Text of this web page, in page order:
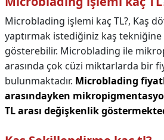
Microblading işlemi kaç TL?, Kaş
yaptırmak istediğiniz kaş tekniğine
gösterebilir. Microblading ile
arasında çok cüzi miktarlarda bir
bulunmaktadır. Microblading
arasındayken
TL arası değişkenlik